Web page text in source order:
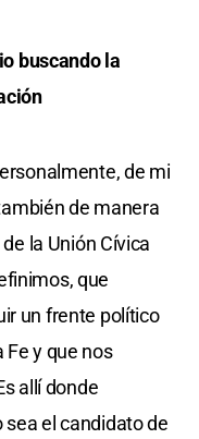
buscando la
de mi
de manera
la Unión Cívica
que
un frente político
Fe y que nos
allí donde
el candidato de